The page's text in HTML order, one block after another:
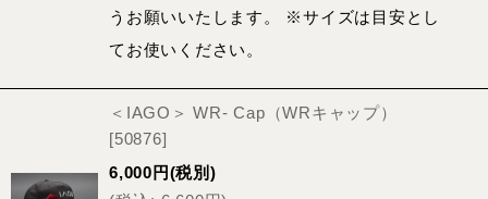
うお願いいたします。 ※サイズは目安とし
てお使いください。
＜IAGO＞ WR- Cap（WRキャップ）
[50876]
6,000 円(税別)